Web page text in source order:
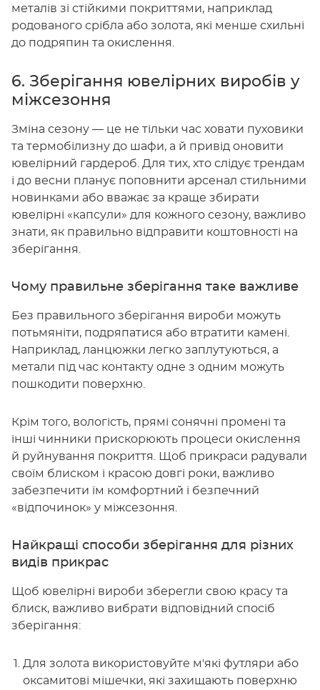
металів зі стійкими покриттями, наприклад
родованого срібла або золота, які менше схильні
до подряпин та окислення.
6. Зберігання ювелірних виробів у
міжсезоння
Зміна сезону — це не тільки час ховати пуховики
та термобілизну до шафи, а й привід оновити
ювелірний гардероб. Для тих, хто слідує трендам
і до весни планує поповнити арсенал стильними
новинками або вважає за краще збирати
ювелірні «капсули» для кожного сезону, важливо
знати, як правильно відправити коштовності на
зберігання.
Чому правильне зберігання таке важливе
Без правильного зберігання вироби можуть
потьмяніти, подряпатися або втратити камені.
Наприклад, ланцюжки легко заплутуються, а
метали під час контакту одне з одним можуть
пошкодити поверхню.
Крім того, вологість, прямі сонячні промені та
інші чинники прискорюють процеси окислення
й руйнування покриття. Щоб прикраси радували
своїм блиском і красою довгі роки, важливо
забезпечити їм комфортний і безпечний
«відпочинок» у міжсезоння.
Найкращі способи зберігання для різних
видів прикрас
Щоб ювелірні вироби зберегли свою красу та
блиск, важливо вибрати відповідний спосіб
зберігання:
Для золота використовуйте м'які футляри або
оксамитові мішечки, які захищають поверхню